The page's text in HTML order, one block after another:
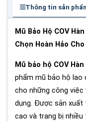
Thông tin sản
Mũ Bảo Hộ COV
Chọn Hoàn Hảo
Mũ bảo hộ COV
phẩm mũ bảo hộ
cho những công
dụng. Được sản xuất
cao và trang bị nhiều